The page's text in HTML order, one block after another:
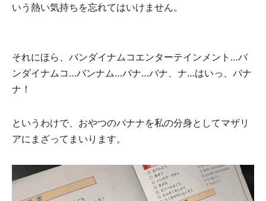
いう熱い気持ちを忘れてはいけません。
それにほら、バンダイナムコエンターテインメント…バ
ンダイナムコ…バンナム…バナ…バナ、ナ…はいっ、バナ
ナ！
というわけで、おやつのバナナを私の分身としてマザリ
アにまざってまいります。